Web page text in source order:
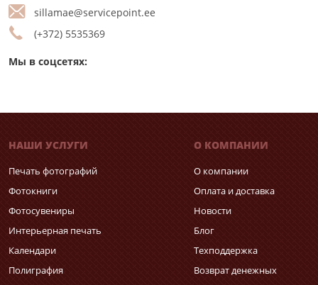
sillamae@servicepoint.ee
(+372) 5535369
Мы в соцсетях:
НАШИ УСЛУГИ
Печать фотографий
Фотокниги
Фотосувениры
Интерьерная печать
Календари
Полиграфия
О КОМПАНИИ
О компании
Оплата и доставка
Новости
Блог
Техподдержка
Возврат денежных